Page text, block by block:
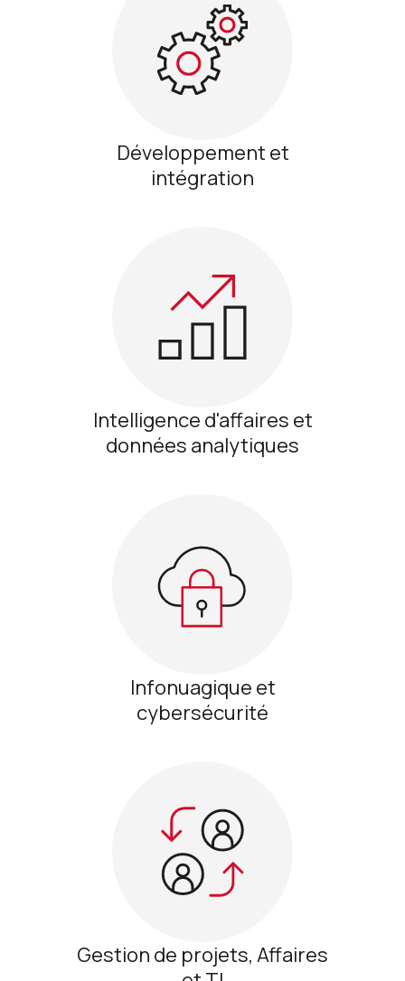
Développement et
intégration
Intelligence d'affaires et
données analytiques
Infonuagique et
cybersécurité
Gestion de projets, Affaires